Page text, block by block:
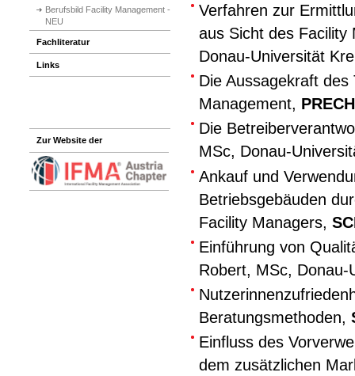
Berufsbild Facility Management -
NEU
Fachliteratur
Links
Zur Website der
Verfahren zur
aus Sicht des
Donau-Universität
Die Aussagekraft
Management,
Die
MSc, Donau-
Ankauf und
Betriebsgebäuden
Facility Managers,
Einführung von
Robert, MSc, Donau-
Beratungsmethoden,
Einfluss des
dem zusätzlichen